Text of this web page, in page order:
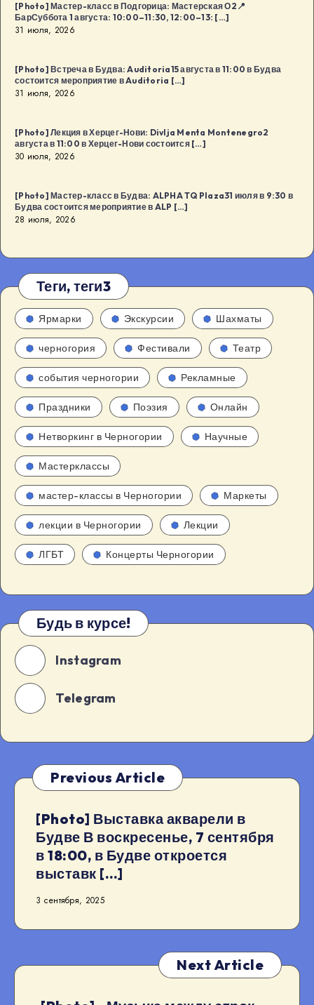
[Photo] Мастер-класс в Подгорица: Мастерская О2📍
БарСуббота 1 августа: 10:00–11:30, 12:00–13: […]
31 июля, 2026
[Photo] Встреча в Будва: Auditoria15 августа в 11:00 в Будва
состоится мероприятие в Auditoria […]
31 июля, 2026
[Photo] Лекция в Херцег-Нови: Divlja Menta Montenegro2
августа в 11:00 в Херцег-Нови состоится […]
30 июля, 2026
[Photo] Мастер-класс в Будва: ALPHA TQ Plaza31 июля в 9:30 в
Будва состоится мероприятие в ALP […]
28 июля, 2026
Теги, теги3
Ярмарки Экскурсии Шахматы
черногория Фестивали Театр
события черногории Рекламные
Праздники Поэзия Онлайн
Нетворкинг в Черногории Научные
Мастерклассы
мастер-классы в Черногории Маркеты
лекции в Черногории Лекции
ЛГБТ Концерты Черногории
Будь в курсе!
Instagram
Telegram
Previous Article
[Photo] Выставка акварели в
Будве В воскресенье, 7 сентября
в 18:00, в Будве откроется
выставк […]
3 сентября, 2025
Next Article